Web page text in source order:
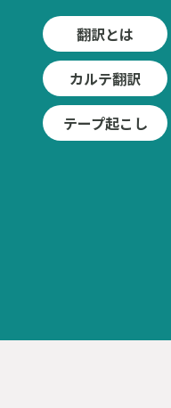
翻訳とは
カルテ翻訳
テープ起こし